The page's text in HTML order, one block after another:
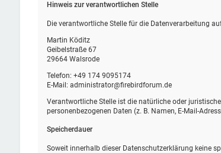
Hinweis zur verantwortlichen Stelle
Die verantwortliche Stelle für die Datenverarbeitung
Martin Köditz
Geibelstraße 67
29664 Walsrode
Telefon: +49 174 9095174
E-Mail: administrator@firebirdforum.de
Verantwortliche Stelle ist die natürliche oder
personenbezogenen Daten (z. B. Namen, E-Mail-
Speicherdauer
Soweit innerhalb dieser Datenschutzerklärung keine